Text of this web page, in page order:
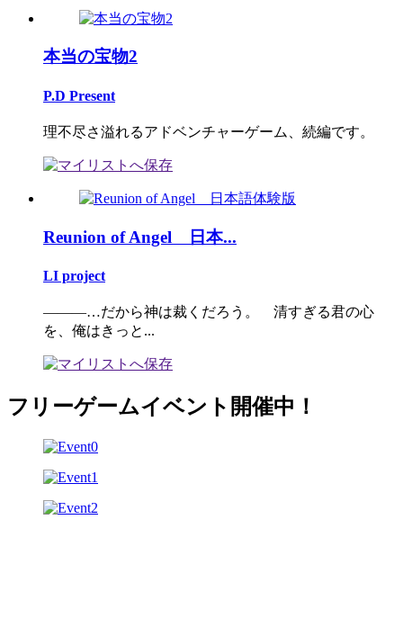
本当の宝物2
P.D Present
理不尽さ溢れるアドベンチャーゲーム、続編です。
Reunion of Angel 日本...
LI project
―――…だから神は裁くだろう。 清すぎる君の心
を、俺はきっと...
フリーゲームイベント開催中！